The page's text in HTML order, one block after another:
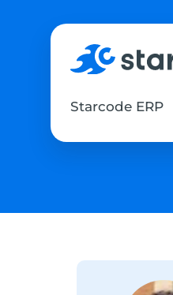
Starcode ERP